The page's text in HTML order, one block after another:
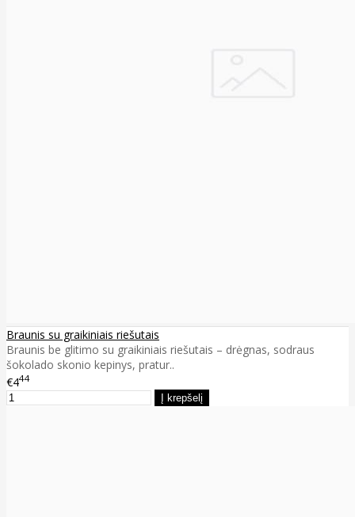
Braunis su graikiniais riešutais
Braunis be glitimo su graikiniais riešutais – drėgnas, sodraus
šokolado skonio kepinys, pratur..
€444